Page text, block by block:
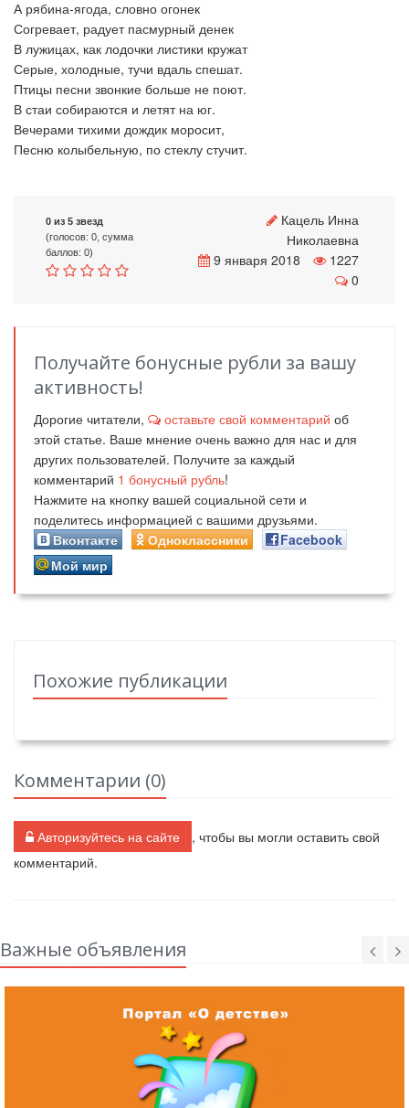
А рябина-ягода, словно огонек
Согревает, радует пасмурный денек
В лужицах, как лодочки листики кружат
Серые, холодные, тучи вдаль спешат.
Птицы песни звонкие больше не поют.
В стаи собираются и летят на юг.
Вечерами тихими дождик моросит,
Песню колыбельную, по стеклу стучит.
0 из 5 звезд
(голосов: 0, сумма
баллов: 0)
Кацель Инна
Николаевна
9 января 2018
1227
0
Получайте бонусные рубли за вашу
активность!
Дорогие читатели, оставьте свой комментарий об
этой статье. Ваше мнение очень важно для нас и для
других пользователей. Получите за каждый
комментарий 1 бонусный рубль!
Нажмите на кнопку вашей социальной сети и
поделитесь информацией с вашими друзьями.
Вконтакте
Одноклассники
Facebook
Мой мир
Похожие публикации
Комментарии (0)
Авторизуйтесь на сайте
, чтобы вы могли оставить свой
комментарий.
Важные объявления